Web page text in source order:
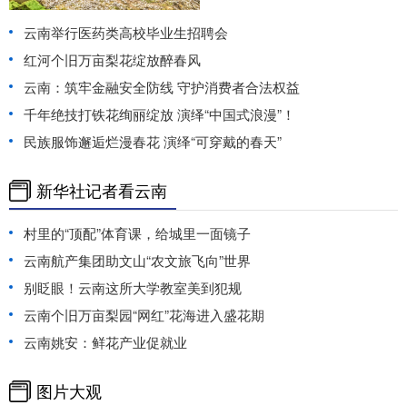
云南举行医药类高校毕业生招聘会
红河个旧万亩梨花绽放醉春风
云南：筑牢金融安全防线 守护消费者合法权益
千年绝技打铁花绚丽绽放 演绎“中国式浪漫”！
民族服饰邂逅烂漫春花 演绎“可穿戴的春天”
新华社记者看云南
村里的“顶配”体育课，给城里一面镜子
云南航产集团助文山“农文旅飞向”世界
别眨眼！云南这所大学教室美到犯规
云南个旧万亩梨园“网红”花海进入盛花期
云南姚安：鲜花产业促就业
图片大观